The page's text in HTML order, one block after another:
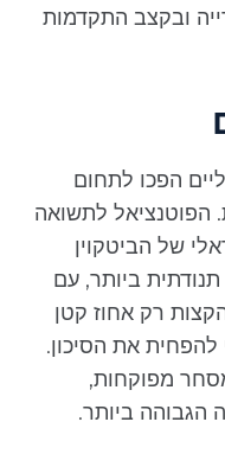
ובקצב התקדמות
הפכו לתחום
לתשואה
של הביטקוין
ביותר, עם
רק אחוז קטן
את הסיכון.
מפוקחות,
ביותר.